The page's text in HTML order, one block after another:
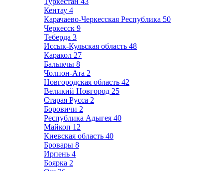
Кентау 4
Карачаево-Черкесская Республика 50
Черкесск 9
Теберда 3
Иссык-Кульская область 48
Каракол 27
Балыкчы 8
Чолпон-Ата 2
Новгородская область 42
Великий Новгород 25
Старая Русса 2
Боровичи 2
Республика Адыгея 40
Майкоп 12
Киевская область 40
Бровары 8
Ирпень 4
Боярка 2